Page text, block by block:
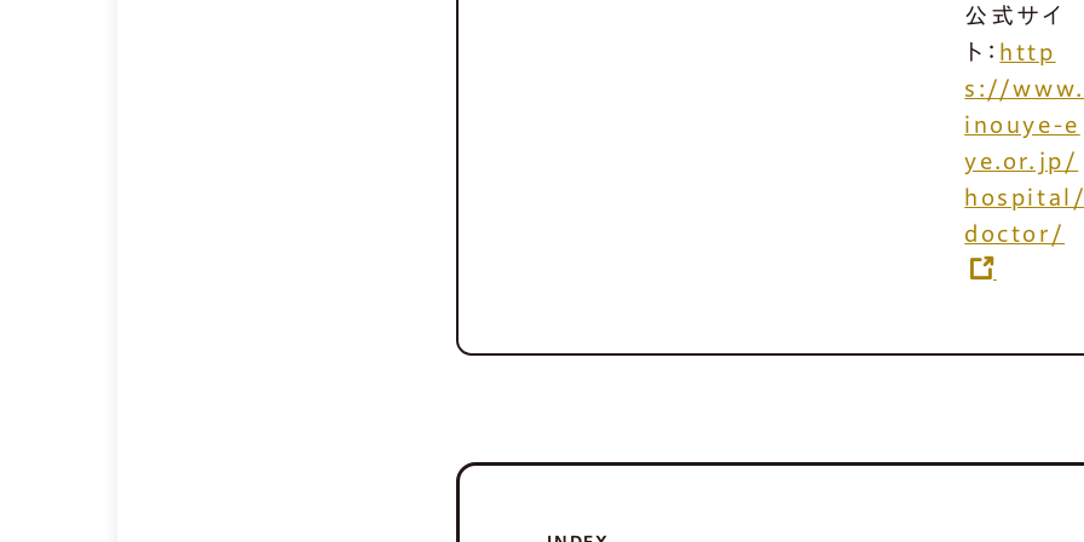
公式サイ
ト： http
s://www.
inouye-e
ye.or.jp/
doctor/